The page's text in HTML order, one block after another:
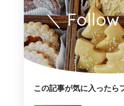
＼ Follow
この記事が気に入ったら